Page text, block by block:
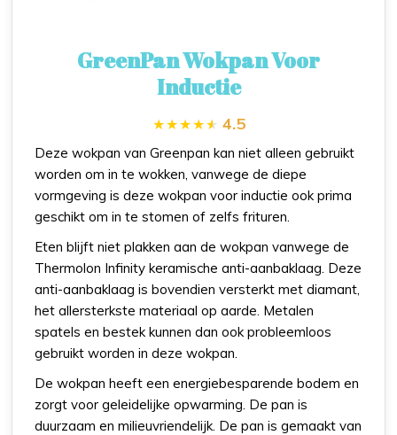
GreenPan Wokpan Voor
Inductie
4.5
Deze wokpan van Greenpan kan niet alleen gebruikt
worden om in te wokken, vanwege de diepe
vormgeving is deze wokpan voor inductie ook prima
geschikt om in te stomen of zelfs frituren.
Eten blijft niet plakken aan de wokpan vanwege de
Thermolon Infinity keramische anti-aanbaklaag. Deze
anti-aanbaklaag is bovendien versterkt met diamant,
het allersterkste materiaal op aarde. Metalen
spatels en bestek kunnen dan ook probleemloos
gebruikt worden in deze wokpan.
De wokpan heeft een energiebesparende bodem en
zorgt voor geleidelijke opwarming. De pan is
duurzaam en milieuvriendelijk. De pan is gemaakt van